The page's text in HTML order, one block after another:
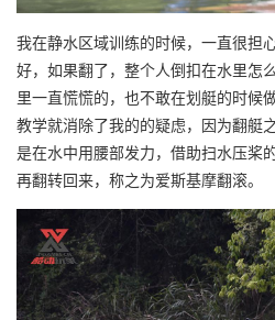
我在静水区域训练的时候，一直很担
好，如果翻了，整个人倒扣在水里怎
里一直慌慌的，也不敢在划艇的时候
教学就消除了我的的疑虑，因为翻艇
是在水中用腰部发力，借助扫水压桨
再翻转回来，称之为爱斯基摩翻滚。